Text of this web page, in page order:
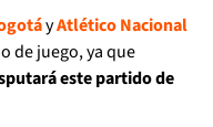
yAtlético Nacional
de juego, ya que
este partido de